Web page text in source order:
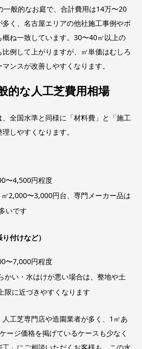
一般的なお庭で、合計費用は14万〜20
く、名古屋エリアの他社施工事例やポ
ね一致しています。30〜40㎡以上の
例して上がりますが、㎡単価はむしろ
ンスが改善しやすくなります。
的な人工芝費用相場
全国水準と同様に「材料費」と「施工
しやすくなります。
〜4,500円程度
2,000〜3,000円台、専門メーカー品は
いです
付けなど）
〜7,000円程度
かい・水はけが悪い場合は、整地や土
限に近づきやすくなります
工芝専門店や造園業者が多く、1㎡あ
ージ価格を掲げているケースも少なく